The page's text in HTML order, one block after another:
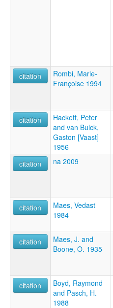
citation
Rombi, Marie-
Françoise 1994
citation
Hackett, Peter
and van Bulck,
Gaston [Vaast]
1956
citation
na 2009
citation
Maes, Vedast
1984
citation
Maes, J. and
Boone, O. 1935
citation
Boyd, Raymond
and Pasch, H.
1988